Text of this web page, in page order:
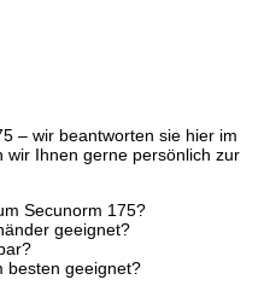
– wir beantworten sie hier im
wir Ihnen gerne persönlich zur
Secunorm 175?
geeignet?
besten geeignet?